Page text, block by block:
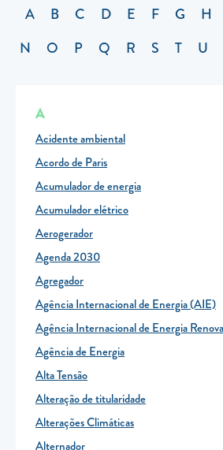
Carregar Fora de Casa
Empresas
Leituras
Sobre nós
Contactos
FAQ
Blog
Mais informações
SERVIÇOS
ROTULAGEM
JUNTE-SE A NÓS
TARIFA SOCIAL
APP MOBILE
CONTADORES ELÉTRICOS
A B C D E F G H
N
O P Q R S T U
A
Acidente ambiental
Acordo de Paris
Acumulador de energia
Acumulador elétrico
Aerogerador
Agenda 2030
Agregador
Agência Internacional de Energia (AIE)
Agência Internacional de Energia
Agência de Energia
Alta Tensão
Alteração de titularidade
Alterações Climáticas
Alternador